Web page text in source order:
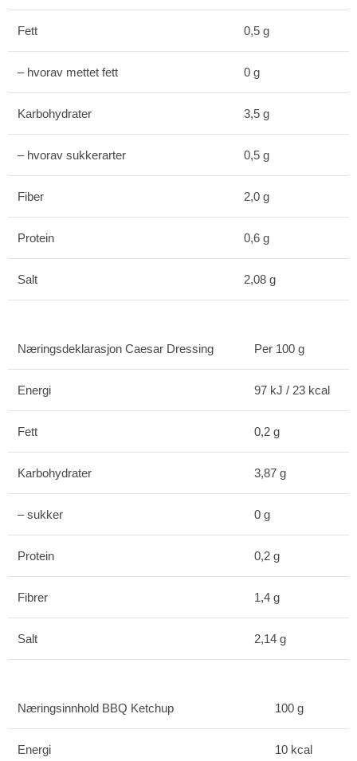
Fett 0,5 g
– hvorav mettet fett 0 g
Karbohydrater 3,5 g
– hvorav sukkerarter 0,5 g
Fiber 2,0 g
Protein 0,6 g
Salt 2,08 g
Næringsdeklarasjon Caesar Dressing Per 100 g
Energi 97 kJ / 23 kcal
Fett 0,2 g
Karbohydrater 3,87 g
– sukker 0 g
Protein 0,2 g
Fibrer 1,4 g
Salt 2,14 g
Næringsinnhold BBQ Ketchup 100 g
Energi 10 kcal